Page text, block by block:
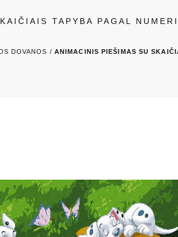
TAPYBA PAGAL
DOVANOS / ANIMACINIS PIEŠIMAS SU